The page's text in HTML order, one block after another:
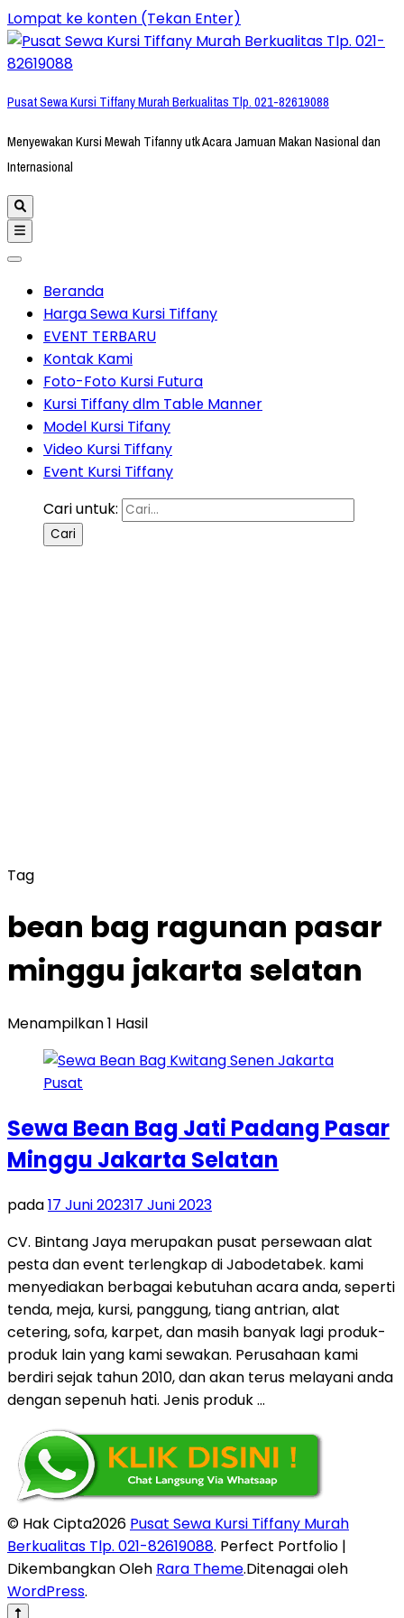
Lompat ke konten (Tekan Enter)
Pusat Sewa Kursi Tiffany Murah Berkualitas Tlp. 021-82619088
Menyewakan Kursi Mewah Tifanny utk Acara Jamuan Makan Nasional dan
Internasional
Beranda
Harga Sewa Kursi Tiffany
EVENT TERBARU
Kontak Kami
Foto-Foto Kursi Futura
Kursi Tiffany dlm Table Manner
Model Kursi Tifany
Video Kursi Tiffany
Event Kursi Tiffany
Cari untuk:
Tag
bean bag ragunan pasar
minggu jakarta selatan
Menampilkan 1 Hasil
Sewa Bean Bag Jati Padang Pasar
Minggu Jakarta Selatan
pada17 Juni 202317 Juni 2023
CV. Bintang Jaya merupakan pusat persewaan alat
pesta dan event terlengkap di Jabodetabek. kami
menyediakan berbagai kebutuhan acara anda, seperti
tenda, meja, kursi, panggung, tiang antrian, alat
cetering, sofa, karpet, dan masih banyak lagi produk-
produk lain yang kami sewakan. Perusahaan kami
berdiri sejak tahun 2010, dan akan terus melayani anda
dengan sepenuh hati. Jenis produk …
© Hak Cipta2026 Pusat Sewa Kursi Tiffany Murah
Berkualitas Tlp. 021-82619088. Perfect Portfolio |
Dikembangkan Oleh Rara Theme.Ditenagai oleh
WordPress.